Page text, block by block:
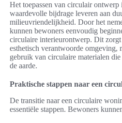
Het toepassen van circulair
waardevolle bijdrage leveren aan
milieuvriendelijkheid. Door het
kunnen bewoners eenvoudig
circulaire interieurontwerp. Dit
esthetisch verantwoorde omgeving,
gebruik van circulaire materialen
de aarde.
Praktische stappen naar een
De transitie naar een circulaire
essentiële stappen. Bewoners